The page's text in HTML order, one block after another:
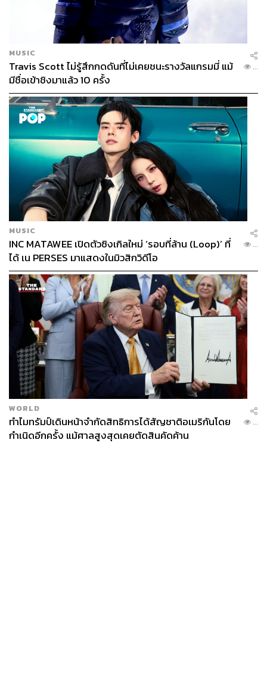
MUSIC
Travis Scott ไม่รู้สึกกดดันที่ไม่เคยชนะรางวัลแกรมมี่ แม้
มีชื่อเข้าชิงมาแล้ว 10 ครั้ง
...
MUSIC
INC MATAWEE เปิดตัวซิงเกิลใหม่ ‘รอบที่ล้าน (Loop)’ ที่
ได้ เน PERSES มาแสดงในมิวสิกวิดีโอ
...
WORLD
ทำไมทรัมป์เดินหน้าจำกัดสิทธิการได้สัญชาติอเมริกันโดย
กำเนิดอีกครั้ง แม้ศาลสูงสุดเคยตัดสินคัดค้าน
...